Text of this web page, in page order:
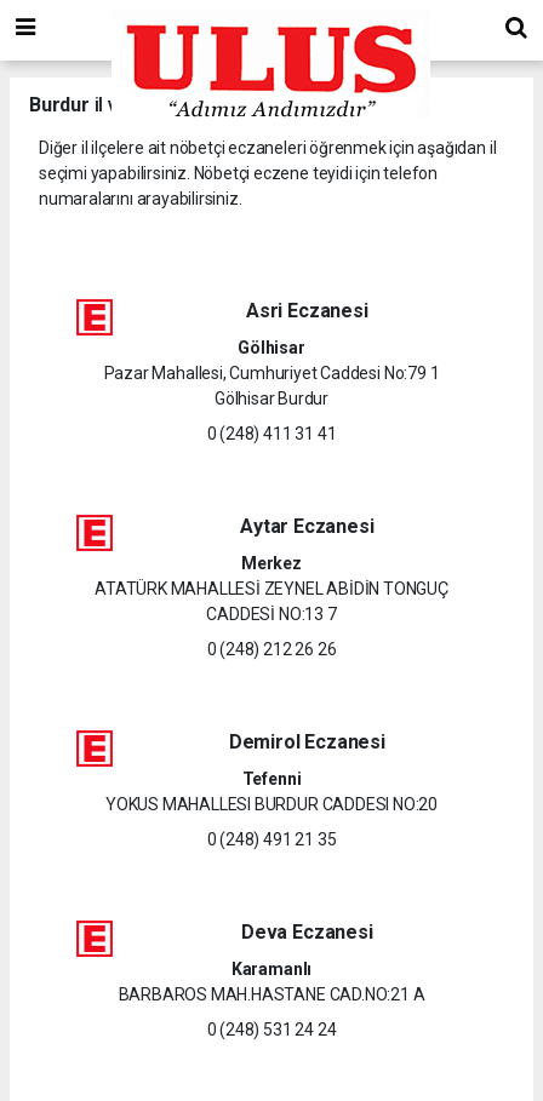
Burdur il ve ilçelerine ait nöbetçi eczaneler.
Diğer il ilçelere ait nöbetçi eczaneleri öğrenmek için aşağıdan il
seçimi yapabilirsiniz. Nöbetçi eczene teyidi için telefon
numaralarını arayabilirsiniz.
Asri Eczanesi
Gölhisar
Pazar Mahallesi, Cumhuriyet Caddesi No:79 1
Gölhisar Burdur
0 (248) 411 31 41
Aytar Eczanesi
Merkez
ATATÜRK MAHALLESİ ZEYNEL ABİDİN TONGUÇ
CADDESİ NO:13 7
0 (248) 212 26 26
Demirol Eczanesi
Tefenni
YOKUS MAHALLESI BURDUR CADDESI NO:20
0 (248) 491 21 35
Deva Eczanesi
Karamanlı
BARBAROS MAH.HASTANE CAD.NO:21 A
0 (248) 531 24 24